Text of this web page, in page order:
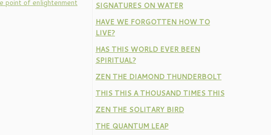
point of enlightenment
SIGNATURES ON WATER
HAVE WE FORGOTTEN HOW TO
LIVE?
HAS THIS WORLD EVER BEEN
SPIRITUAL?
ZEN THE DIAMOND THUNDERBOLT
THIS THIS A THOUSAND TIMES THIS
ZEN THE SOLITARY BIRD
THE QUANTUM LEAP